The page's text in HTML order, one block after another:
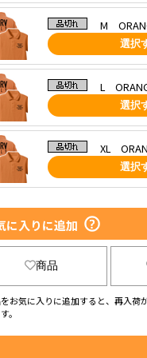
M
選択
L
選択
XL
選択
に入りに追加
商品
お気に入りに追加すると、再入荷
。